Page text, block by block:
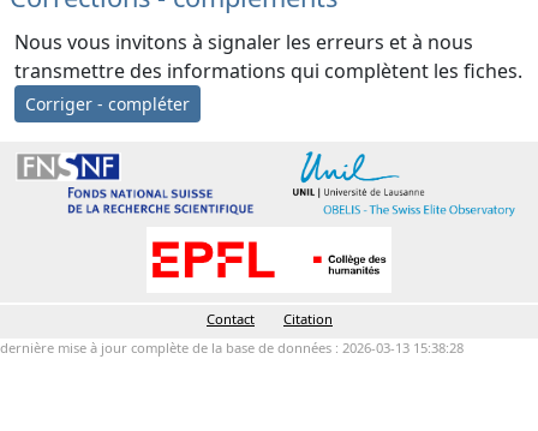
Nous vous invitons à signaler les erreurs et à nous
transmettre des informations qui complètent les fiches.
Corriger - compléter
Contact
Citation
dernière mise à jour complète de la base de données : 2026-03-13 15:38:28